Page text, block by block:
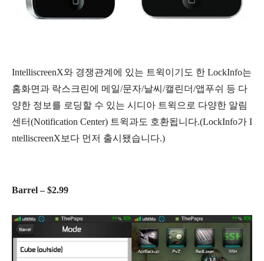
IntelliscreenX와 경쟁관계에 있는 트윅이기도 한 LockInfo는
홈화면과 락스크린에 메일/문자/날씨/캘린더/앱푸쉬 등 다
양한 정보를 로딩할 수 있는 시디아 트윅으로 다양한 알림
센터(Notification Center) 트윅과도 호환됩니다.(LockInfo가 I
ntelliscreenX보다 먼저 출시됐습니다.)
Barrel – $2.99